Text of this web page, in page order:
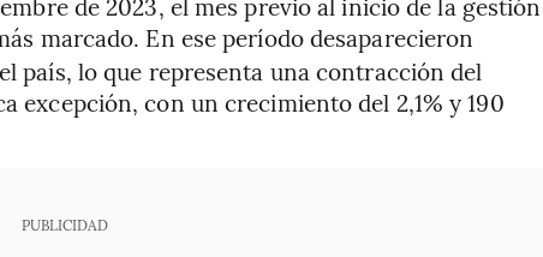
marcado. En ese período desaparecieron
país, lo que representa una contracción del
excepción, con un crecimiento del 2,1% y 190
PUBLICIDAD